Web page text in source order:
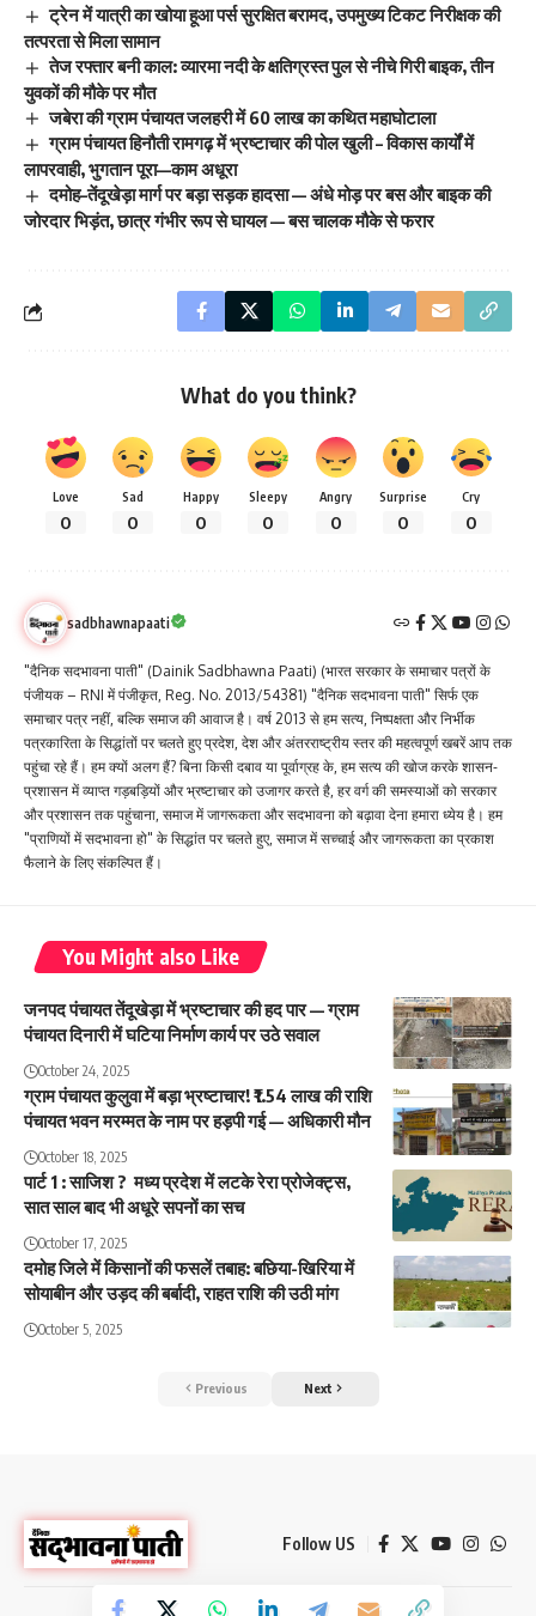
ट्रेन में यात्री का खोया हूआ पर्स सुरक्षित बरामद, उपमुख्य टिकट निरीक्षक की
तत्परता से मिला सामान
तेज रफ्तार बनी काल: व्यारमा नदी के क्षतिग्रस्त पुल से नीचे गिरी बाइक, तीन
युवकों की मौके पर मौत
जबेरा की ग्राम पंचायत जलहरी में 60 लाख का कथित महाघोटाला
ग्राम पंचायत हिनौती रामगढ़ में भ्रष्टाचार की पोल खुली – विकास कार्यों में
लापरवाही, भुगतान पूरा—काम अधूरा
दमोह–तेंदूखेड़ा मार्ग पर बड़ा सड़क हादसा — अंधे मोड़ पर बस और बाइक की
जोरदार भिड़ंत, छात्र गंभीर रूप से घायल — बस चालक मौके से फरार
What do you think?
Love
0
Sad
0
Happy
0
Sleepy
0
Angry
0
Surprise
0
Cry
0
sadbhawnapaati
"दैनिक सदभावना पाती" (Dainik Sadbhawna Paati) (भारत सरकार के समाचार पत्रों के
पंजीयक – RNI में पंजीकृत, Reg. No. 2013/54381) "दैनिक सदभावना पाती" सिर्फ एक
समाचार पत्र नहीं, बल्कि समाज की आवाज है। वर्ष 2013 से हम सत्य, निष्पक्षता और निर्भीक
पत्रकारिता के सिद्धांतों पर चलते हुए प्रदेश, देश और अंतरराष्ट्रीय स्तर की महत्वपूर्ण खबरें आप तक
पहुंचा रहे हैं। हम क्यों अलग हैं? बिना किसी दबाव या पूर्वाग्रह के, हम सत्य की खोज करके शासन-
प्रशासन में व्याप्त गड़बड़ियों और भ्रष्टाचार को उजागर करते है, हर वर्ग की समस्याओं को सरकार
और प्रशासन तक पहुंचाना, समाज में जागरूकता और सदभावना को बढ़ावा देना हमारा ध्येय है। हम
"प्राणियों में सदभावना हो" के सिद्धांत पर चलते हुए, समाज में सच्चाई और जागरूकता का प्रकाश
फैलाने के लिए संकल्पित हैं।
You Might also Like
जनपद पंचायत तेंदूखेड़ा में भ्रष्टाचार की हद पार — ग्राम
पंचायत दिनारी में घटिया निर्माण कार्य पर उठे सवाल
October 24, 2025
ग्राम पंचायत कुलुवा में बड़ा भ्रष्टाचार! ₹1.54 लाख की राशि
पंचायत भवन मरम्मत के नाम पर हड़पी गई — अधिकारी मौन
October 18, 2025
पार्ट 1 : साजिश ? मध्य प्रदेश में लटके रेरा प्रोजेक्ट्स,
सात साल बाद भी अधूरे सपनों का सच
October 17, 2025
दमोह जिले में किसानों की फसलें तबाह: बछिया-खिरिया में
सोयाबीन और उड़द की बर्बादी, राहत राशि की उठी मांग
October 5, 2025
Previous Next
Follow US